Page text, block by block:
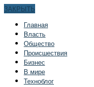
ЗАКРЫТЬ
Главная
Bласть
Общество
Происшествия
Бизнес
В мире
Техноблог